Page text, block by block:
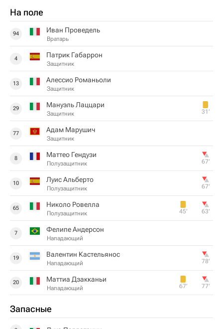
На поле
94 Иван Проведель
Вратарь
4 Патрик Габаррон
Защитник
13 Алессио Романьоли
Защитник
29 Мануэль Лаццари
Защитник 31‎’‎
77 Адам Марушич
Защитник
8 Маттео Гендузи
Полузащитник 67‎’‎
10 Луис Альберто
Полузащитник 67‎’‎
65 Николо Ровелла
Полузащитник 45‎’‎ 63‎’‎
7 Фелипе Андерсон
Нападающий
19 Валентин Кастельянос
Нападающий 78‎’‎
20 Маттиа Дзакканьи
Нападающий 67‎’‎ 77‎’‎
Запасные